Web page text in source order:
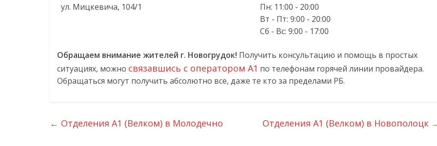
ул. Мицкевича, 104/1
Пн: 11:00 - 20:00
Вт - Пт: 9:00 - 20:00
Сб - Вс: 9:00 - 17:00
Обращаем внимание жителей г. Новогрудок! Получить консультацию и помощь в простых
ситуациях, можно связавшись с оператором А1 по телефонам горячей линии провайдера.
Обращаться могут получить абсолютно все, даже те кто за пределами РБ.
← Отделения А1 (Велком) в Молодечно Отделения А1 (Велком) в Новополоцк